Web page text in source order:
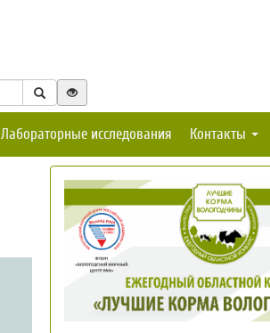
Лабораторные исследования Контакты